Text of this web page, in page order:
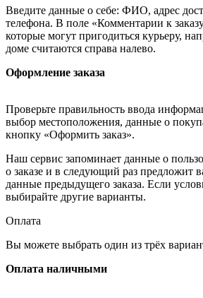
Введите данные о себе: ФИО, адрес
телефона. В поле «Комментарии к
которые могут пригодиться курьеру,
доме считаются справа налево.
Оформление заказа
Проверьте правильность ввода
выбор местоположения, данные о
кнопку «Оформить заказ».
Наш сервис запоминает данные о
о заказе и в следующий раз предложит
данные предыдущего заказа. Если
выбирайте другие варианты.
Оплата
Вы можете выбрать один из трёх
Оплата наличными